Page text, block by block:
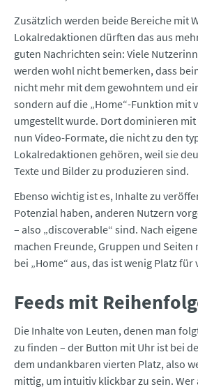
Zusätzlich werden beide Bereiche mit
Lokalredaktionen dürften das aus
guten Nachrichten sein: Viele
werden wohl nicht bemerken, dass
nicht mehr mit dem gewohntem und
sondern auf die „Home“-Funktion mit
umgestellt wurde. Dort dominieren mit
nun Video-Formate, die nicht zu den
Lokalredaktionen gehören, weil sie
Texte und Bilder zu produzieren sind.
Ebenso wichtig ist es, Inhalte zu
Potenzial haben, anderen Nutzern
– also „discoverable“ sind. Nach
machen Freunde, Gruppen und Seiten
bei „Home“ aus, das ist wenig Platz
Feeds mit
Die Inhalte von Leuten, denen man
zu finden – der Button mit Uhr ist bei
dem undankbaren vierten Platz, also
mittig, um intuitiv klickbar zu sein. Wer